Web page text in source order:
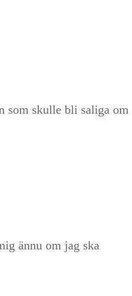
som skulle bli saliga om
ännu om jag ska